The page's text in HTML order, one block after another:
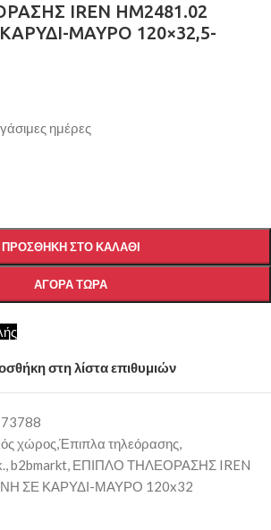
IREN HM2481.02
ΜΑΥΡΟ 120×32,5-
ημέρες
ΠΡΟΣΘΉΚΗ ΣΤΟ ΚΑΛΆΘΙ
ΑΓΟΡΆ ΤΏΡΑ
στη λίστα επιθυμιών
73788
χώρος,Έπιπλα τηλεόρασης,
,b2bmarkt, ΕΠΙΠΛΟ ΤΗΛΕΟΡΑΣΗΣ IREN
ΣΕ ΚΑΡΥΔΙ-ΜΑΥΡΟ 120x32